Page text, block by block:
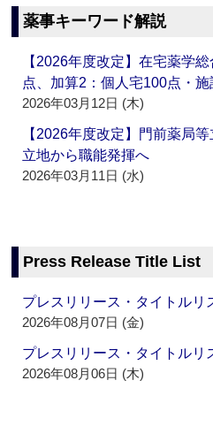
薬事キーワード解説
【2026年度改定】在宅薬学
点、加算2：個人宅100点・
2026年03月12日 (木)
【2026年度改定】門前薬局
立地から職能発揮へ
2026年03月11日 (水)
Press Release Title List
プレスリリース・タイトル
2026年08月07日 (金)
プレスリリース・タイトル
2026年08月06日 (木)